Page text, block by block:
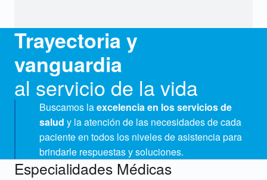
Trayectoria y
vanguardia
al servicio de la vida
Buscamos laexcelencia en los servicios de
salud y la atención de las necesidades de cada
paciente en todos los niveles de asistencia para
brindarle respuestas y soluciones.
Especialidades Médicas